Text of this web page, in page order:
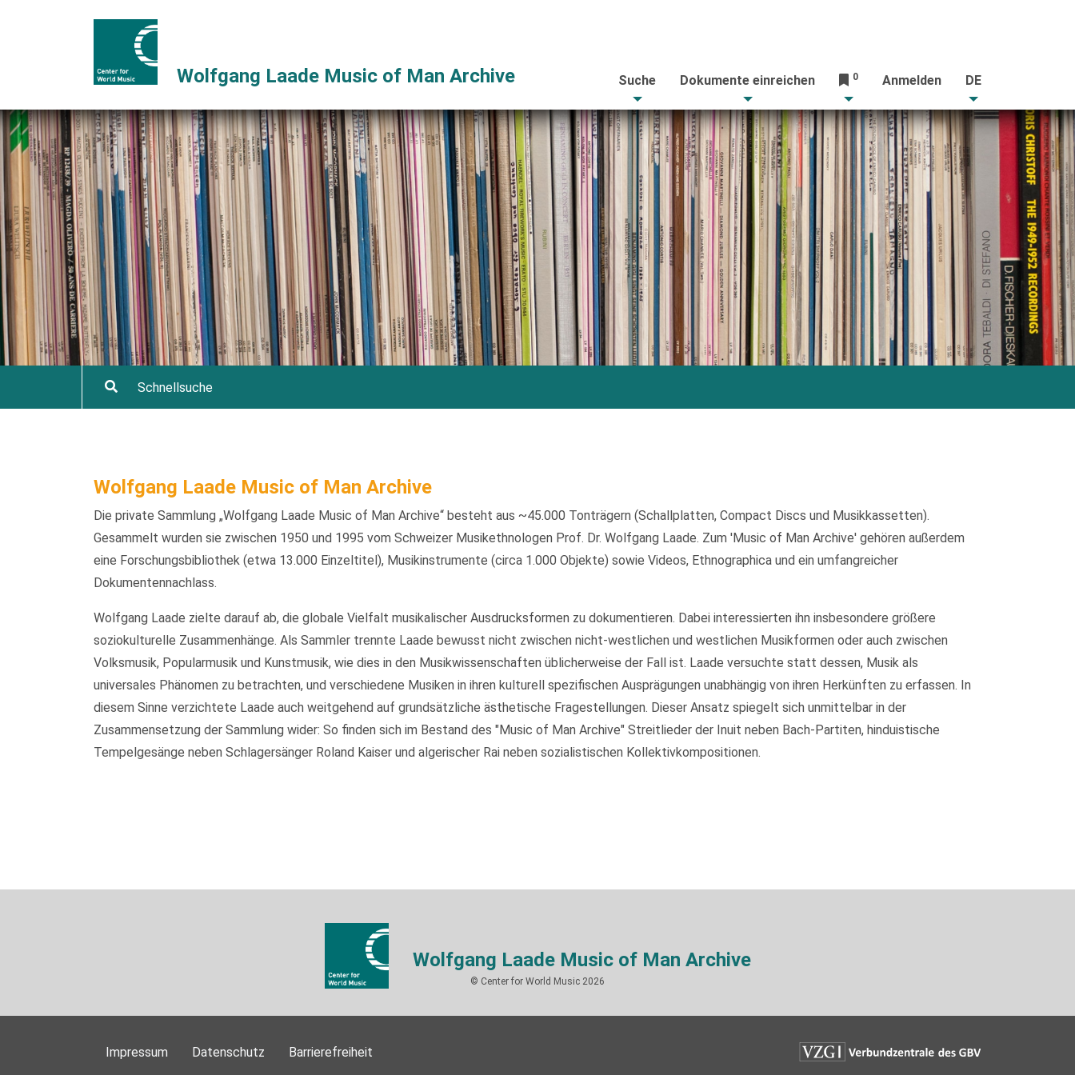
Wolfgang Laade Music of Man Archive Suche Dokumente einreichen 0 Anmelden DE
Wolfgang Laade Music of Man Archive
Die private Sammlung „Wolfgang Laade Music of Man Archive“ besteht aus ~45.000 Tonträgern (Schallplatten, Compact Discs und Musikkassetten).
Gesammelt wurden sie zwischen 1950 und 1995 vom Schweizer Musikethnologen Prof. Dr. Wolfgang Laade. Zum 'Music of Man Archive' gehören außerdem
eine Forschungsbibliothek (etwa 13.000 Einzeltitel), Musikinstrumente (circa 1.000 Objekte) sowie Videos, Ethnographica und ein umfangreicher
Dokumentennachlass.
Wolfgang Laade zielte darauf ab, die globale Vielfalt musikalischer Ausdrucksformen zu dokumentieren. Dabei interessierten ihn insbesondere größere
soziokulturelle Zusammenhänge. Als Sammler trennte Laade bewusst nicht zwischen nicht-westlichen und westlichen Musikformen oder auch zwischen
Volksmusik, Popularmusik und Kunstmusik, wie dies in den Musikwissenschaften üblicherweise der Fall ist. Laade versuchte statt dessen, Musik als
universales Phänomen zu betrachten, und verschiedene Musiken in ihren kulturell spezifischen Ausprägungen unabhängig von ihren Herkünften zu erfassen. In
diesem Sinne verzichtete Laade auch weitgehend auf grundsätzliche ästhetische Fragestellungen. Dieser Ansatz spiegelt sich unmittelbar in der
Zusammensetzung der Sammlung wider: So finden sich im Bestand des "Music of Man Archive" Streitlieder der Inuit neben Bach-Partiten, hinduistische
Tempelgesänge neben Schlagersänger Roland Kaiser und algerischer Rai neben sozialistischen Kollektivkompositionen.
Wolfgang Laade Music of Man Archive
© Center for World Music 2026
Impressum Datenschutz Barrierefreiheit